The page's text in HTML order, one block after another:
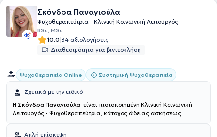
Σκόνδρα Παναγιούλα
Ψυχοθεραπεύτρια - Κλινική Κοινωνική Λειτουργός
BSc, MSc
10.0|34 αξιολογήσεις
Διαθεσιμότητα για βιντεοκλήση
Ψυχοθεραπεία Online Συστημική Ψυχοθεραπεία
Σχετικά με την ειδικό
Η Σκόνδρα Παναγιούλα είναι πιστοποιημένη Κλινική Κοινωνική
Λειτουργός - Ψυχοθεραπεύτρια, κάτοχος άδειας ασκήσεως
Πατρών. Εξειδικεύτηκε και ολοκλήρωσε την 4ετή εκπαίδευση της
Απλή επίσκεψη